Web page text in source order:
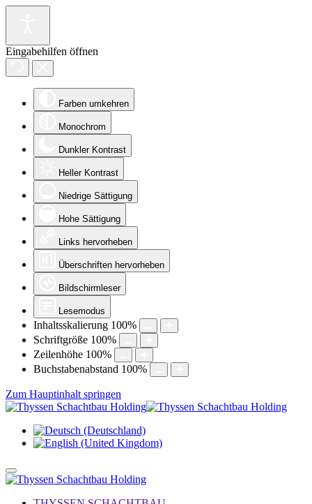
Eingabehilfen öffnen
Farben umkehren
Monochrom
Dunkler Kontrast
Heller Kontrast
Niedrige Sättigung
Hohe Sättigung
Links hervorheben
Überschriften hervorheben
Bildschirmleser
Lesemodus
Inhaltsskalierung 100%
Schriftgröße 100%
Zeilenhöhe 100%
Buchstabenabstand 100%
Zum Hauptinhalt springen